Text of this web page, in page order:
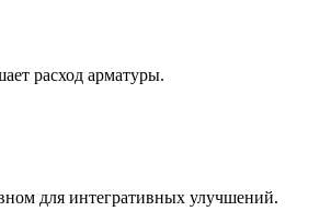
расход арматуры.
для интегративных улучшений.